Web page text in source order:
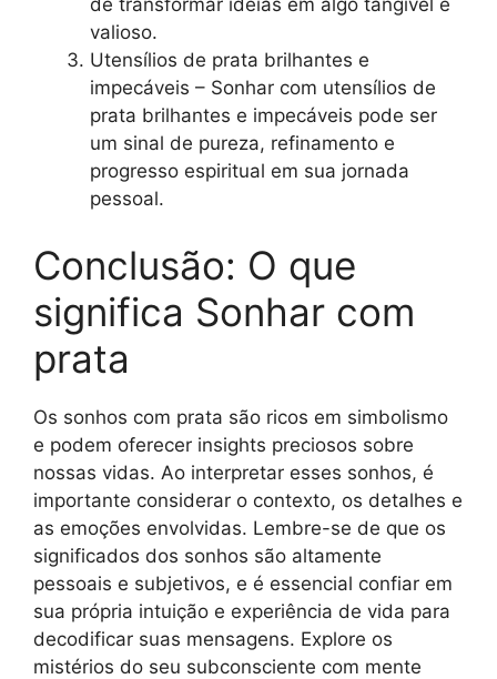
de transformar ideias em algo tangível e
valioso.
Utensílios de prata brilhantes e
impecáveis – Sonhar com utensílios de
prata brilhantes e impecáveis pode ser
um sinal de pureza, refinamento e
progresso espiritual em sua jornada
pessoal.
Conclusão: O que
significa Sonhar com
prata
Os sonhos com prata são ricos em simbolismo
e podem oferecer insights preciosos sobre
nossas vidas. Ao interpretar esses sonhos, é
importante considerar o contexto, os detalhes e
as emoções envolvidas. Lembre-se de que os
significados dos sonhos são altamente
pessoais e subjetivos, e é essencial confiar em
sua própria intuição e experiência de vida para
decodificar suas mensagens. Explore os
mistérios do seu subconsciente com mente